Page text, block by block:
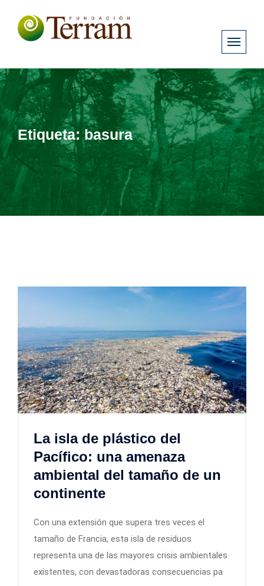
Etiqueta:basura
La isla de plástico del
Pacífico: una amenaza
ambiental del tamaño de un
continente
Con una extensión que supera tres veces el
tamaño de Francia, esta isla de residuos
representa una de las mayores crisis ambientales
existentes, con devastadoras consecuencias pa